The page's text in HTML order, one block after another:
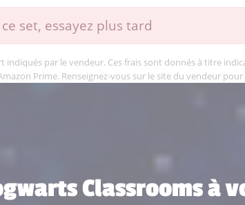
set, essayez plus tard
par le vendeur. Ces frais sont donnés à titre
Prime. Renseignez-vous sur le site du vendeur pour
Classrooms à